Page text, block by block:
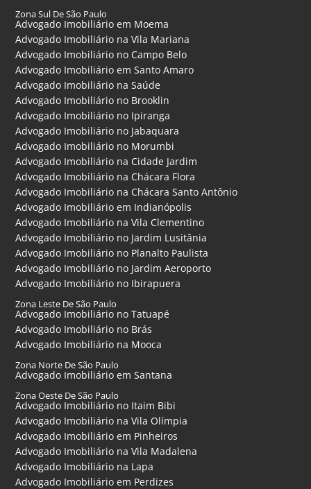
Zona Sul De São Paulo
Advogado Imobiliário em Moema
Advogado Imobiliário na Vila Mariana
Advogado Imobiliário no Campo Belo
Advogado Imobiliário em Santo Amaro
Advogado Imobiliário na Saúde
Advogado Imobiliário no Brooklin
Advogado Imobiliário no Ipiranga
Advogado Imobiliário no Jabaquara
Advogado Imobiliário no Morumbi
Advogado Imobiliário na Cidade Jardim
Advogado Imobiliário na Chácara Flora
Advogado Imobiliário na Chácara Santo Antônio
Advogado Imobiliário em Indianópolis
Advogado Imobiliário na Vila Clementino
Advogado Imobiliário no Jardim Lusitânia
Advogado Imobiliário no Planalto Paulista
Advogado Imobiliário no Jardim Aeroporto
Advogado Imobiliário no Ibirapuera
Zona Leste De São Paulo
Advogado Imobiliário no Tatuapé
Advogado Imobiliário no Brás
Advogado Imobiliário na Mooca
Zona Norte De São Paulo
Advogado Imobiliário em Santana
Zona Oeste De São Paulo
Advogado Imobiliário no Itaim Bibi
Advogado Imobiliário na Vila Olímpia
Advogado Imobiliário em Pinheiros
Advogado Imobiliário na Vila Madalena
Advogado Imobiliário na Lapa
Advogado Imobiliário em Perdizes